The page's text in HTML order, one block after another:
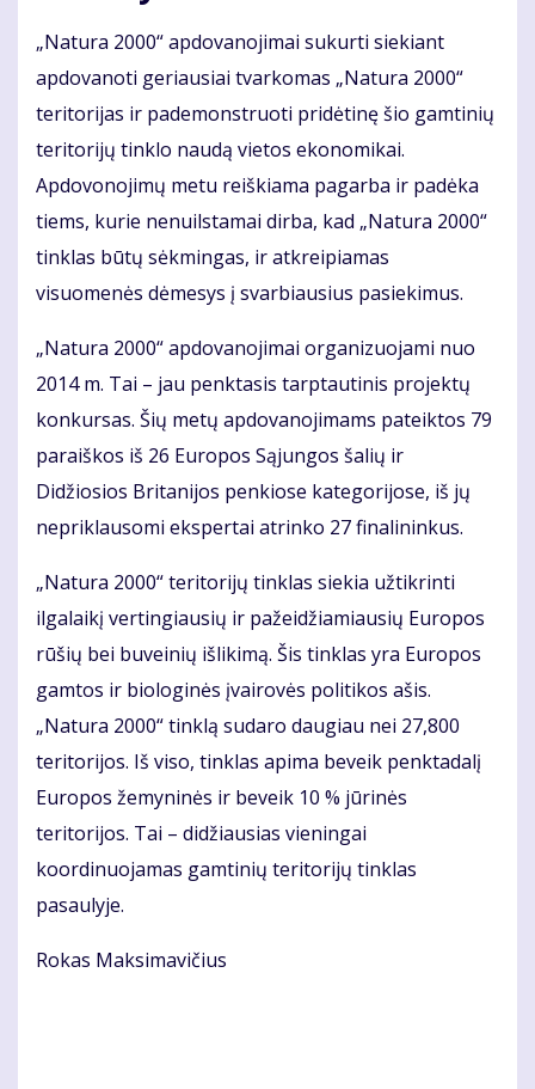
„Natura 2000“ apdovanojimai sukurti siekiant
apdovanoti geriausiai tvarkomas „Natura 2000“
teritorijas ir pademonstruoti pridėtinę šio gamtinių
teritorijų tinklo naudą vietos ekonomikai.
Apdovonojimų metu reiškiama pagarba ir padėka
tiems, kurie nenuilstamai dirba, kad „Natura 2000“
tinklas būtų sėkmingas, ir atkreipiamas
visuomenės dėmesys į svarbiausius pasiekimus.
„Natura 2000“ apdovanojimai organizuojami nuo
2014 m. Tai – jau penktasis tarptautinis projektų
konkursas. Šių metų apdovanojimams pateiktos 79
paraiškos iš 26 Europos Sąjungos šalių ir
Didžiosios Britanijos penkiose kategorijose, iš jų
nepriklausomi ekspertai atrinko 27 finalininkus.
„Natura 2000“ teritorijų tinklas siekia užtikrinti
ilgalaikį vertingiausių ir pažeidžiamiausių Europos
rūšių bei buveinių išlikimą. Šis tinklas yra Europos
gamtos ir biologinės įvairovės politikos ašis.
„Natura 2000“ tinklą sudaro daugiau nei 27,800
teritorijos. Iš viso, tinklas apima beveik penktadalį
Europos žemyninės ir beveik 10 % jūrinės
teritorijos. Tai – didžiausias vieningai
koordinuojamas gamtinių teritorijų tinklas
pasaulyje.
Rokas Maksimavičius